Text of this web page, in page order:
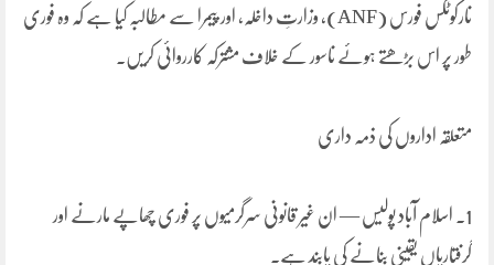
نارکوٹکس فورس (ANF)، وزارتِ داخلہ، اور پیمرا سے مطالبہ کیا ہے کہ وہ فوری
طور پر اس بڑھتے ہوئے ناسور کے خلاف مشترکہ کارروائی کریں۔
متعلقہ اداروں کی ذمہ داری
1. اسلام آباد پولیس — ان غیر قانونی سرگرمیوں پر فوری چھاپے مارنے اور
گرفتاریاں یقینی بنانے کی پابند ہے۔